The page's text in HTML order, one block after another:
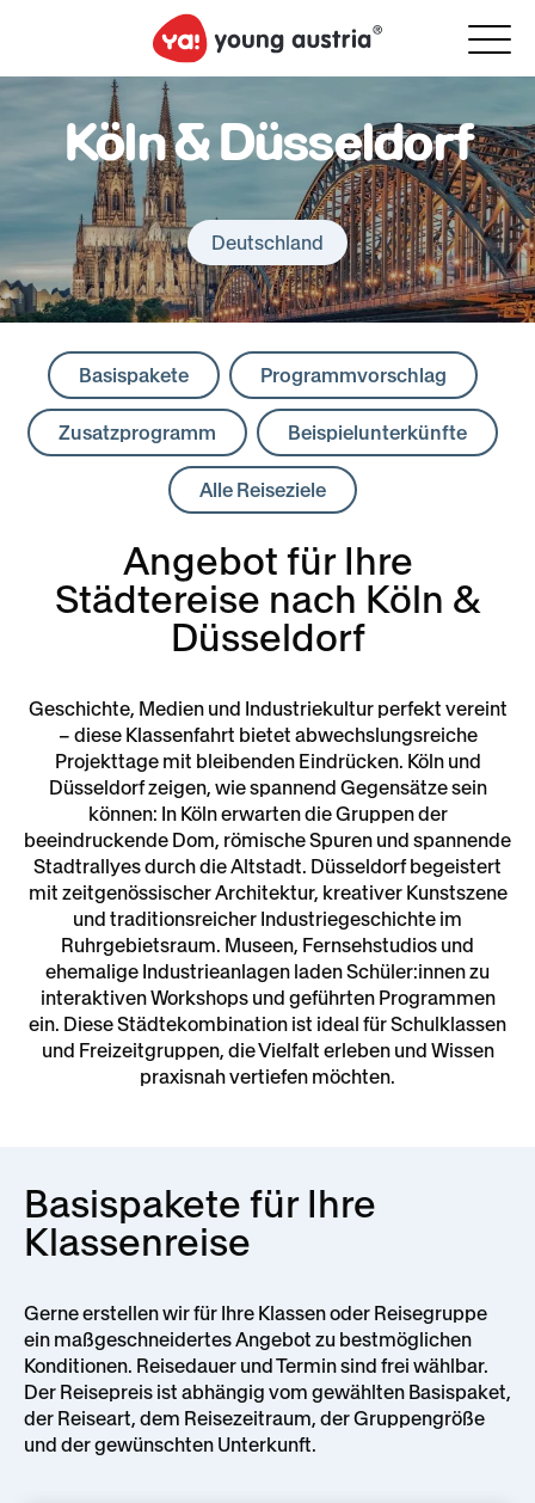
Köln & Düsseldorf
Deutschland
Basispakete Programmvorschlag
Zusatzprogramm Beispielunterkünfte
Alle Reiseziele
Angebot für Ihre
Städtereise nach Köln &
Düsseldorf
Geschichte, Medien und Industriekultur perfekt vereint
– diese Klassenfahrt bietet abwechslungsreiche
Projekttage mit bleibenden Eindrücken. Köln und
Düsseldorf zeigen, wie spannend Gegensätze sein
können: In Köln erwarten die Gruppen der
beeindruckende Dom, römische Spuren und spannende
Stadtrallyes durch die Altstadt. Düsseldorf begeistert
mit zeitgenössischer Architektur, kreativer Kunstszene
und traditionsreicher Industriegeschichte im
Ruhrgebietsraum. Museen, Fernsehstudios und
ehemalige Industrieanlagen laden Schüler:innen zu
interaktiven Workshops und geführten Programmen
ein. Diese Städtekombination ist ideal für Schulklassen
und Freizeitgruppen, die Vielfalt erleben und Wissen
praxisnah vertiefen möchten.
Basispakete für Ihre
Klassenreise
Gerne erstellen wir für Ihre Klassen oder Reisegruppe
ein maßgeschneidertes Angebot zu bestmöglichen
Konditionen. Reisedauer und Termin sind frei wählbar.
Der Reisepreis ist abhängig vom gewählten Basispaket,
der Reiseart, dem Reisezeitraum, der Gruppengröße
und der gewünschten Unterkunft.